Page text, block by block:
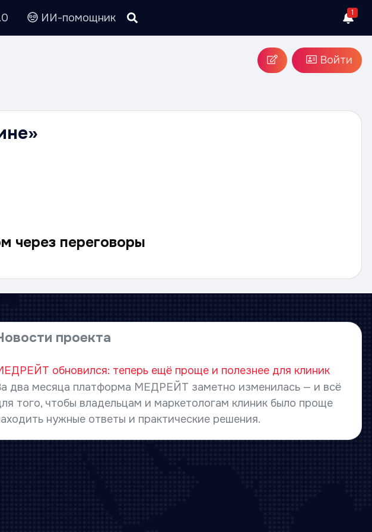
ИИ-помощник 1
Войти
через переговоры
проекта
обновился: теперь ещё проще и полезнее для клиник
два месяца платформа МЕДРЕЙТ заметно изменилась — и всё
того, чтобы владельцам и маркетологам клиник было проще
нужные ответы и практические решения.